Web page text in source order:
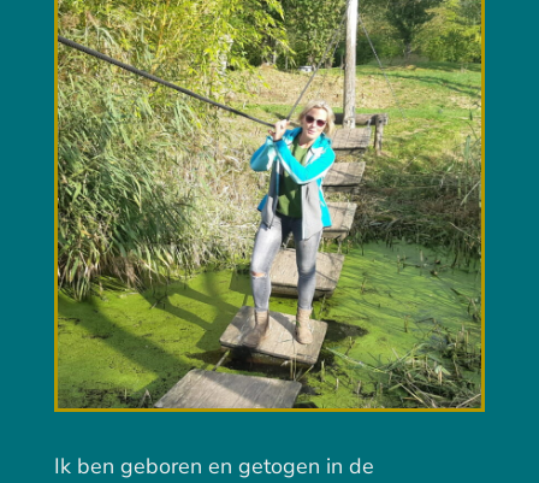
Ik ben geboren en getogen in de